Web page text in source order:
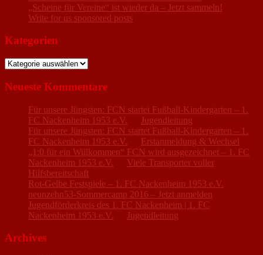
„Scheine für Vereine“ ist wieder da – Jetzt sammeln!
Write for us sponsored posts
Kategorien
Kategorien
Neueste Kommentare
Für unsere Jüngsten: FCN startet Fußball-Kindergarten – 1.
FC Nackenheim 1953 e.V.
Jugendleitung
Für unsere Jüngsten: FCN startet Fußball-Kindergarten – 1.
FC Nackenheim 1953 e.V.
Erstanmeldung & Wechsel
„1:0 für ein Willkommen“ FCN wird ausgezeichnet – 1. FC
Nackenheim 1953 e.V.
Viele Transporter voller
Hilfsbereitschaft
Rot-Gelbe Festspiele – 1. FC Nackenheim 1953 e.V.
neunzehn53-Sommercamp 2016 – Jetzt anmelden
Jugendförderkreis des 1. FC Nackenheim | 1. FC
Nackenheim 1953 e.V.
Jugendleitung
Archives